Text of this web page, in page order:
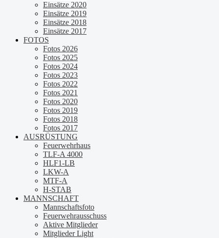
Einsätze 2020
Einsätze 2019
Einsätze 2018
Einsätze 2017
FOTOS
Fotos 2026
Fotos 2025
Fotos 2024
Fotos 2023
Fotos 2022
Fotos 2021
Fotos 2020
Fotos 2019
Fotos 2018
Fotos 2017
AUSRÜSTUNG
Feuerwehrhaus
TLF-A 4000
HLF1-LB
LKW-A
MTF-A
H-STAB
MANNSCHAFT
Mannschaftsfoto
Feuerwehrausschuss
Aktive Mitglieder
Mitglieder Light